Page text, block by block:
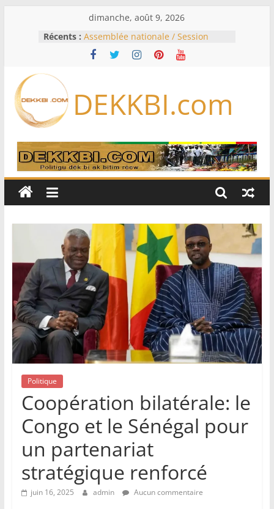
dimanche, août 9, 2026
Récents : Assemblée nationale / Session
extraordinaire: Six commissions
d’enquête à l’ordre du jour ce lundi
Bénin: Patrice Talon élu président
du Sénat, moins de trois mois
Pakistan et la Turquie signent un
accord de défense
RD Congo: Kinshasa interdit les
exportations de cuivre et de cobalt
production
DEKKBI.com
Politique
Coopération bilatérale: le
Congo et le Sénégal pour
un partenariat
stratégique renforcé
juin 16, 2025 admin Aucun commentaire